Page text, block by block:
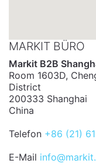
MARKIT BÜRO
Markit B2B
Room 1603D,
District
200333 Shanghai
China
Telefon +86 (21)
E-Mail